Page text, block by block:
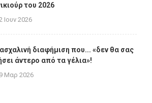
του 2026
Ιουν 2026
διαφήμιση που... «δεν θα σας
άντερο από τα γέλια»!
Μαρ 2026